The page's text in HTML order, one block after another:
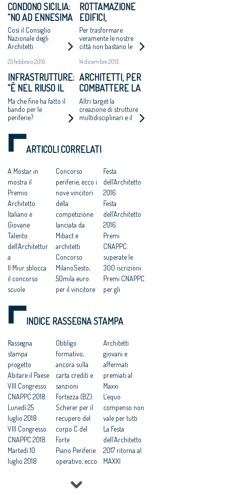
CONDONO SICILIA:
“NO AD ENNESIMA
VERGOGNA”
Così il Consiglio
Nazionale degli
Architetti
Paesaggisti e
ipotesi di sanatoria
per gli abusi edilizi
metri dalla costa
23 febbraio 2016
INFRASTRUTTURE:
“È NEL RIUSO IL
FUTURO DELLE
INCOMPIUTE”
Ma che fine ha fatto il
bando per le
periferie?
ROTTAMAZIONE
EDIFICI,
CAPPOCHIN:
“INNOVARE GLI
APPROCCI ALLE
POLITICHE
URBANE”
Per trasformare
veramente le nostre
città non bastano le
prevedono la
ricostruzione in classe
A dei fabbricati
14 dicembre 2015
ARCHITETTI, PER
COMBATTERE LA
CRISI PUNTANO A
CRESCERE FUORI
DALL'EUROPA
Altri target la
creazione di strutture
multidisciplinari e il
dismesse o il riuso di
ARTICOLI CORRELATI
A Mostar in
mostra il
Premio
Architetto
Italiano e
Giovane
Talento
dell’Architettur
a
Il Miur sblocca
il concorso
scuole
commissione
Werner Tscholl
Tagliabue
L’architettura
del futuro alla
Lub
La ricetta di
Werner
Tscholl: studio
taglia small e
gestione
completa del
processo
Mirko, il
Concorso
periferie, ecco i
nove vincitori
della
competizione
lanciata da
Mibact e
architetti
Concorso
MilanoSesto,
50mila euro
per il vincitore
«Architetti
dell’anno»:
vince Werner
Tscholl
Premi: i
vincitori di
“Architetto
italiano 2016”;
“Giovane
talento
dell’Architettur
a italiana
2016”; “Riuso
Rigenerazione
Festa
dell’Architetto
2016
Festa
dell’Architetto
2016
Premi
CNAPPC:
superate le
300 iscrizioni
Premi CNAPPC
per gli
settembre il
candidature
Il Consiglio
degli architetti
lancia il
premio per i
migliori
progetti
INDICE RASSEGNA STAMPA
Rassegna
stampa
progetto
Abitare il Paese
VIII Congresso
CNAPPC 2018.
Lunedì 25
luglio 2018
VIII Congresso
CNAPPC 2018.
Martedì 10
luglio 2018
Obbligo
formativo,
ancora sulla
carta crediti e
sanzioni
Fortezza (BZ):
Scherer per il
recupero del
corpo C del
Forte
Piano Periferie
operativo, ecco
finanziati
Architetti
giovani e
affermati
premiati al
Maxxi
L’equo
compenso non
vale per tutti
La Festa
dell'Architetto
2017 ritorna al
MAXXI